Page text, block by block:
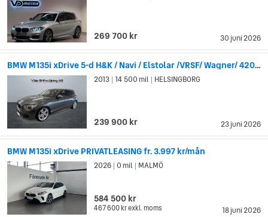
30 juni 2026
269 700 kr
BMW M135i xDrive 5-d H&K / Navi / Elstolar /VRSF/ Wagner/ 420hk
23 juni 2026
2013 14 500 mil HELSINGBORG
239 900 kr
BMW M135i xDrive PRIVATLEASING fr. 3.997 kr/mån
18 juni 2026
2026 0 mil MALMÖ
584 500 kr
467 600 krexkl. moms